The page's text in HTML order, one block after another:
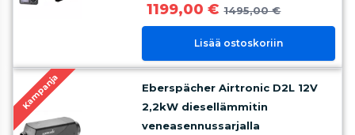
1199,00 € 1495,00 €
Lisää ostoskoriin
Kampanja
Eberspächer Airtronic D2L 12V
2,2kW diesellämmitin
veneasennussarjalla